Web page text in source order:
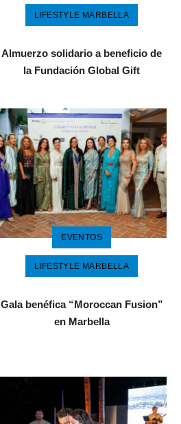
LIFESTYLE MARBELLA
Almuerzo solidario a beneficio de
la Fundación Global Gift
EVENTOS
LIFESTYLE MARBELLA
Gala benéfica “Moroccan Fusion”
en Marbella